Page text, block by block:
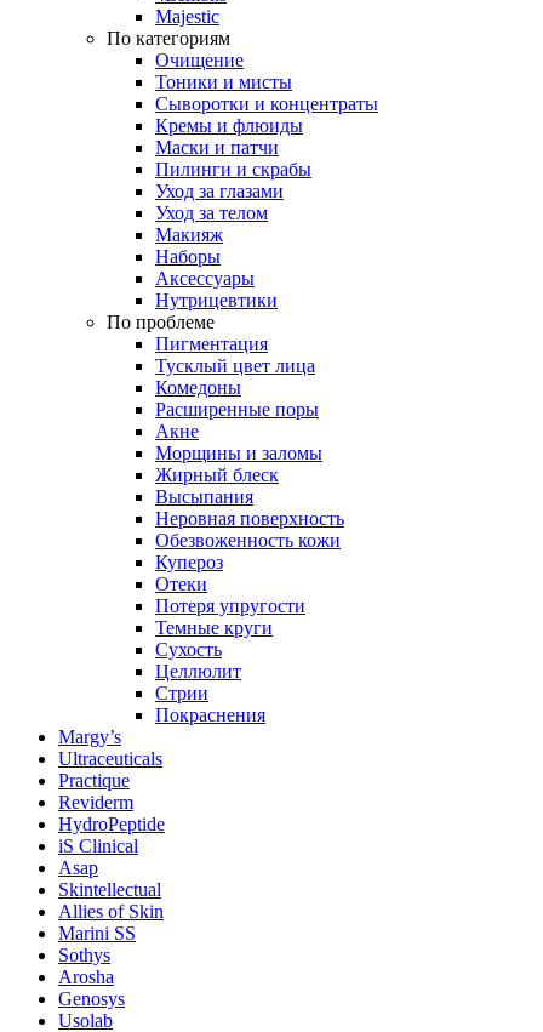
Majestic
По категориям
Очищение
Тоники и мисты
Сыворотки и концентраты
Кремы и флюиды
Маски и патчи
Пилинги и скрабы
Уход за глазами
Уход за телом
Макияж
Наборы
Аксессуары
Нутрицевтики
По проблеме
Пигментация
Тусклый цвет лица
Комедоны
Расширенные поры
Акне
Морщины и заломы
Жирный блеск
Высыпания
Неровная поверхность
Обезвоженность кожи
Купероз
Отеки
Потеря упругости
Темные круги
Сухость
Целлюлит
Стрии
Покраснения
Margy’s
Ultraceuticals
Practique
Reviderm
HydroPeptide
iS Clinical
Asap
Skintellectual
Allies of Skin
Marini SS
Sothys
Arosha
Genosys
Usolab